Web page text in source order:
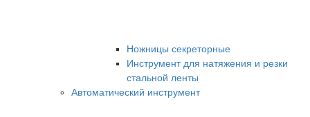
Ножницы секреторные
Инструмент для натяжения и резки
стальной ленты
Автоматический инструмент